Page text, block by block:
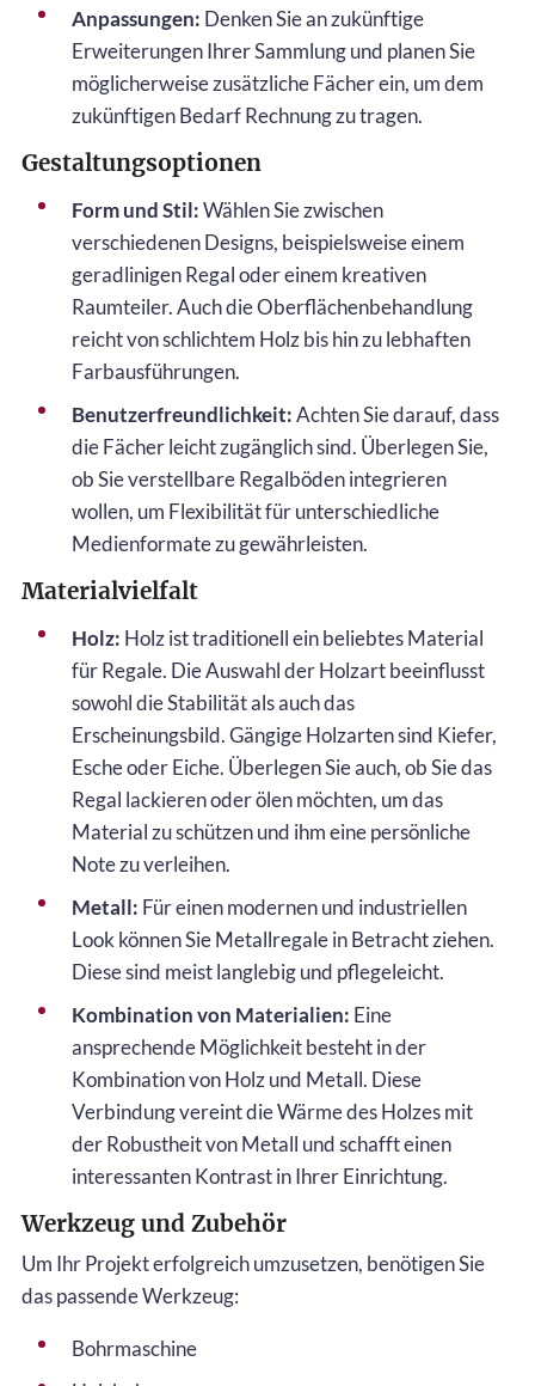
Anpassungen: Denken Sie an zukünftige
Erweiterungen Ihrer Sammlung und planen Sie
möglicherweise zusätzliche Fächer ein, um dem
zukünftigen Bedarf Rechnung zu tragen.
Gestaltungsoptionen
Form und Stil:Wählen Sie zwischen
verschiedenen Designs, beispielsweise einem
geradlinigen Regal oder einem kreativen
Raumteiler. Auch die Oberflächenbehandlung
reicht von schlichtem Holz bis hin zu lebhaften
Farbausführungen.
Benutzerfreundlichkeit:Achten Sie darauf, dass
die Fächer leicht zugänglich sind. Überlegen Sie,
ob Sie verstellbare Regalböden integrieren
wollen, um Flexibilität für unterschiedliche
Medienformate zu gewährleisten.
Materialvielfalt
Holz: Holz ist traditionell ein beliebtes Material
für Regale. Die Auswahl der Holzart beeinflusst
sowohl die Stabilität als auch das
Erscheinungsbild. Gängige Holzarten sind Kiefer,
Esche oder Eiche. Überlegen Sie auch, ob Sie das
Regal lackieren oder ölen möchten, um das
Material zu schützen und ihm eine persönliche
Note zu verleihen.
Metall: Für einen modernen und industriellen
Look können Sie Metallregale in Betracht ziehen.
Diese sind meist langlebig und pflegeleicht.
Kombination von Materialien: Eine
ansprechende Möglichkeit besteht in der
Kombination von Holz und Metall. Diese
Verbindung vereint die Wärme des Holzes mit
der Robustheit von Metall und schafft einen
interessanten Kontrast in Ihrer Einrichtung.
Werkzeug und Zubehör
Um Ihr Projekt erfolgreich umzusetzen, benötigen Sie
das passende Werkzeug:
Bohrmaschine